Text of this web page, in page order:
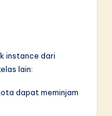
instance dari
lain:
dapat meminjam